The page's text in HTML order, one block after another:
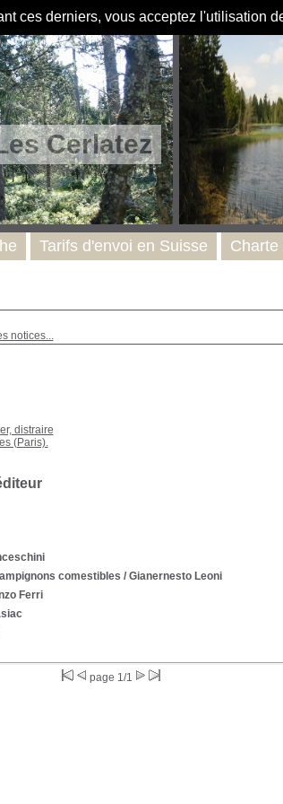
ces derniers, vous acceptez l'utilisation
Cerlatez
notices...
distraire
(Paris).
comestibles / Gianernesto Leoni
Ferri
page 1/1
Tarifs d'envoi en Suisse Charte